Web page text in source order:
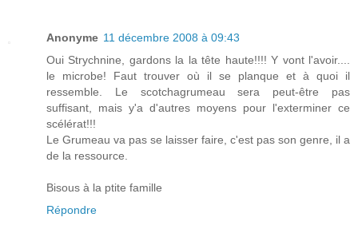
Anonyme 11 décembre 2008 à 09:43
Oui Strychnine, gardons la la tête haute!!!! Y vont l'avoir....
le microbe! Faut trouver où il se planque et à quoi il
ressemble. Le scotchagrumeau sera peut-être pas
suffisant, mais y'a d'autres moyens pour l'exterminer ce
scélérat!!!
Le Grumeau va pas se laisser faire, c'est pas son genre, il a
de la ressource.
Bisous à la ptite famille
Répondre